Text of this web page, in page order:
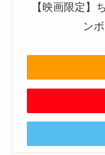
【映画限定】
ン